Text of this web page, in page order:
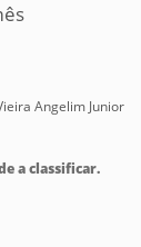
Angelim Junior
a classificar.